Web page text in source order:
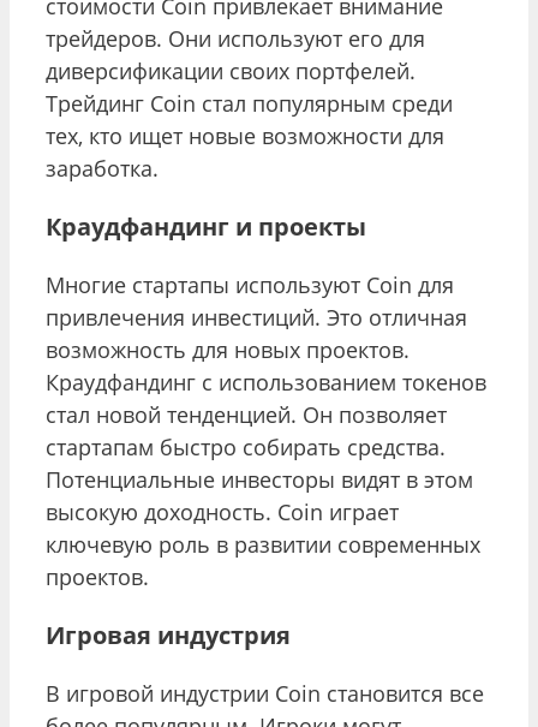
стоимости Coin привлекает внимание
трейдеров. Они используют его для
диверсификации своих портфелей.
Трейдинг Coin стал популярным среди
тех, кто ищет новые возможности для
заработка.
Краудфандинг и проекты
Многие стартапы используют Coin для
привлечения инвестиций. Это отличная
возможность для новых проектов.
Краудфандинг с использованием токенов
стал новой тенденцией. Он позволяет
стартапам быстро собирать средства.
Потенциальные инвесторы видят в этом
высокую доходность. Coin играет
ключевую роль в развитии современных
проектов.
Игровая индустрия
В игровой индустрии Coin становится все